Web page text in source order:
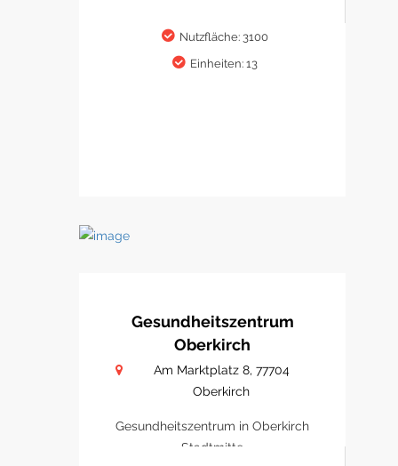
Nutzfläche: 3100
Einheiten: 13
Gesundheitszentrum
Oberkirch
Am Marktplatz 8, 77704
Oberkirch
Gesundheitszentrum in Oberkirch
Stadtmitte